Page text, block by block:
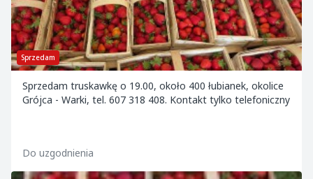
Sprzedam
Sprzedam truskawkę o 19.00, około 400 łubianek, okolice
Grójca - Warki, tel. 607 318 408. Kontakt tylko telefoniczny
Do uzgodnienia